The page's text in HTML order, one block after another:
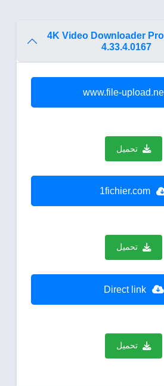
4K Video Downloader Professional
4.33.4.0167
www.file-
تحميل
1fichier.com
تحميل
Direct link
تحميل